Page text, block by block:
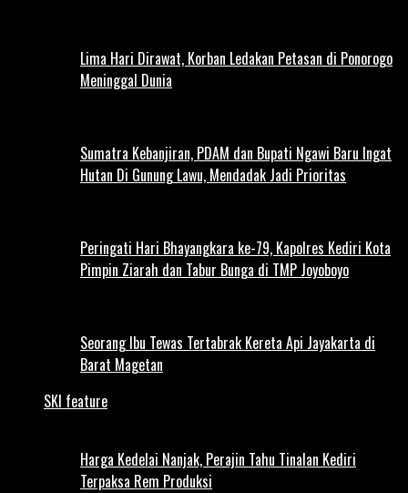
Lima Hari Dirawat, Korban Ledakan Petasan di Ponorogo
Meninggal Dunia
Sumatra Kebanjiran, PDAM dan Bupati Ngawi Baru Ingat
Hutan Di Gunung Lawu, Mendadak Jadi Prioritas
Peringati Hari Bhayangkara ke-79, Kapolres Kediri Kota
Pimpin Ziarah dan Tabur Bunga di TMP Joyoboyo
Seorang Ibu Tewas Tertabrak Kereta Api Jayakarta di
Barat Magetan
SKI feature
Harga Kedelai Nanjak, Perajin Tahu Tinalan Kediri
Terpaksa Rem Produksi